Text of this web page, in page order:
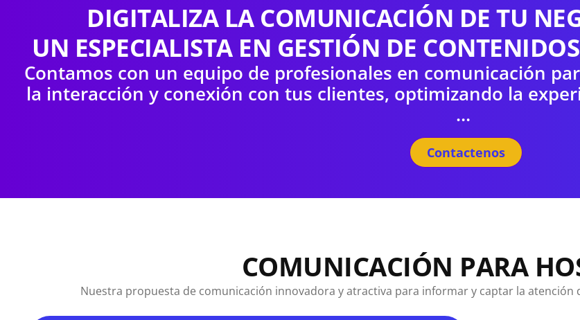
DIGITALIZA LA COMUNICACIÓN DE TU
UN ESPECIALISTA EN GESTIÓN DE
Contamos con un equipo de profesionales en comunicación
la interacción y conexión con tus clientes, optimizando la
…
Contactenos
COMUNICACIÓN PARA
Nuestra propuesta de comunicación innovadora y atractiva para informar y captar la